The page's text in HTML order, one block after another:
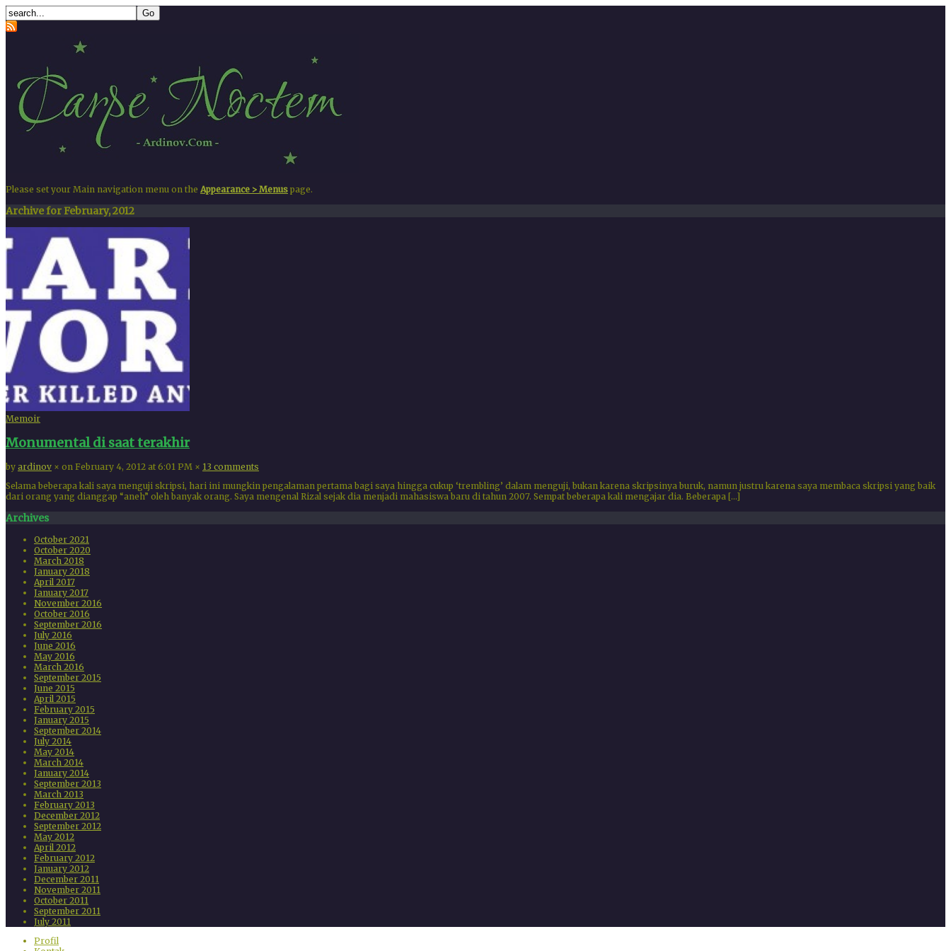
Please set your Main navigation menu on the Appearance > Menus page.
Archive for February, 2012
Memoir
Monumental di saat terakhir
by ardinov × on February 4, 2012 at 6:01 PM × 13 comments
Selama beberapa kali saya menguji skripsi, hari ini mungkin pengalaman pertama bagi saya hingga cukup ‘trembling’ dalam menguji, bukan karena skripsinya buruk, namun justru karena saya membaca skripsi yang baik
dari orang yang dianggap “aneh” oleh banyak orang. Saya mengenal Rizal sejak dia menjadi mahasiswa baru di tahun 2007. Sempat beberapa kali mengajar dia. Beberapa […]
Archives
October 2021
October 2020
March 2018
January 2018
April 2017
January 2017
November 2016
October 2016
September 2016
July 2016
June 2016
May 2016
March 2016
September 2015
June 2015
April 2015
February 2015
January 2015
September 2014
July 2014
May 2014
March 2014
January 2014
September 2013
March 2013
February 2013
December 2012
September 2012
May 2012
April 2012
February 2012
January 2012
December 2011
November 2011
October 2011
September 2011
July 2011
Profil